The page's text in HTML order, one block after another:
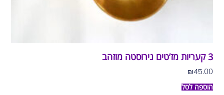
3 קעריות מז’טים נירוסטה מוזהב
₪45.00
הוספה לסל